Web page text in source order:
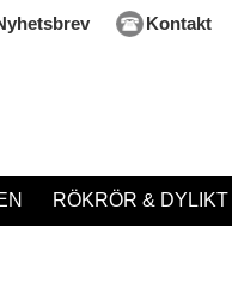
Kontakt
RÖKRÖR & DYLIKT